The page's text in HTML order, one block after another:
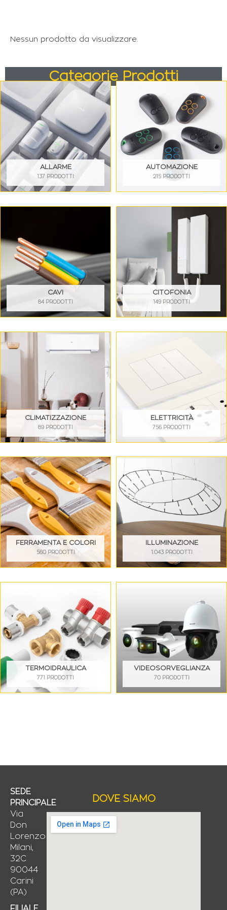
Nessun prodotto da visualizzare.
Categorie Prodotti
ALLARME
137 PRODOTTI
AUTOMAZIONE
215 PRODOTTI
CAVI
84 PRODOTTI
CITOFONIA
149 PRODOTTI
CLIMATIZZAZIONE
89 PRODOTTI
ELETTRICITÀ
756 PRODOTTI
FERRAMENTA E COLORI
560 PRODOTTI
ILLUMINAZIONE
1.043 PRODOTTI
TERMOIDRAULICA
771 PRODOTTI
VIDEOSORVEGLIANZA
70 PRODOTTI
SEDE
PRINCIPALE
Via
Don
Lorenzo
Milani,
32C
90044
Carini
(PA)
FILIALE
DOVE SIAMO